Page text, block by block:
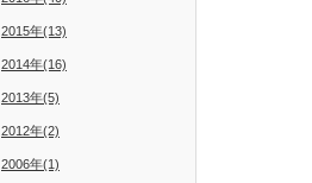
2015年(13)
2014年(16)
2013年(5)
2012年(2)
2006年(1)